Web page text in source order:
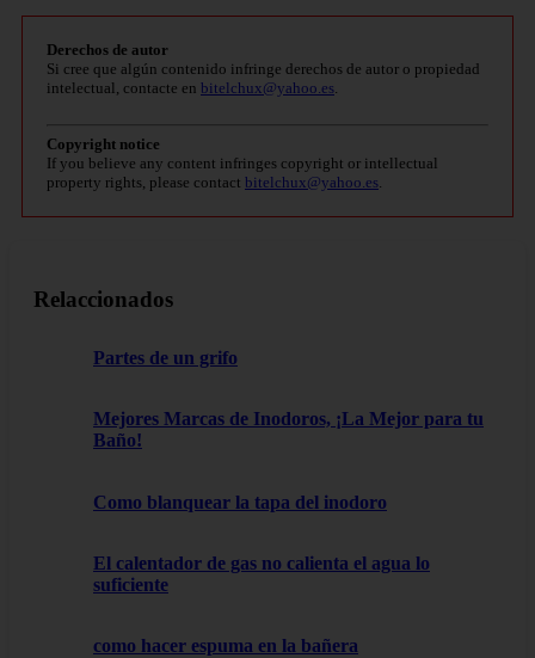
Derechos de autor
Si cree que algún contenido infringe derechos de autor o propiedad
intelectual, contacte en bitelchux@yahoo.es
Copyright notice
If you believe any content infringes copyright or intellectual
property rights, please contact bitelchux@yahoo.es
Relaccionados
Partes de un grifo
Mejores Marcas de Inodoros, ¡La Mejor para tu
Baño!
Como blanquear la tapa del inodoro
El calentador de gas no calienta el agua lo
suficiente
como hacer espuma en la bañera